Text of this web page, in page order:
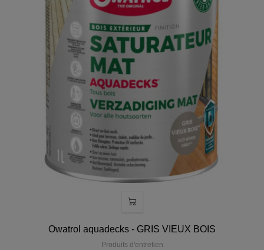
Owatrol aquadecks - GRIS VIEUX BOIS
Produits d'entretien